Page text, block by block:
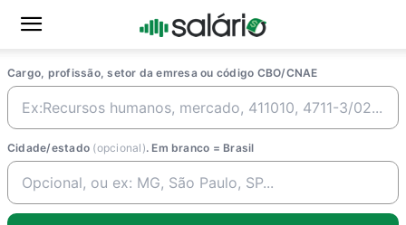
Cargo, profissão, setor da emresa ou código CBO/CNAE
Cidade/estado (opcional). Em branco = Brasil